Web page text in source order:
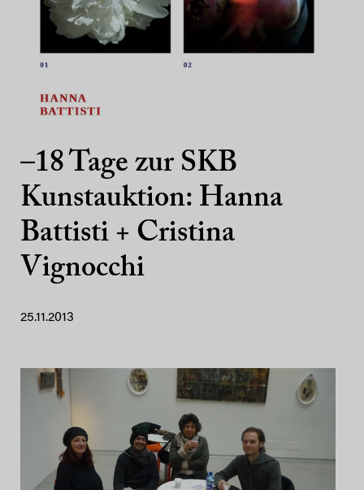
–18 Tage zur SKB
Kunstauktion: Hanna
Battisti + Cristina
Vignocchi
25.11.2013